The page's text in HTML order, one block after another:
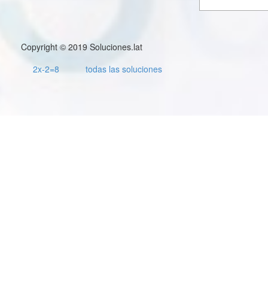
Copyright © 2019 Soluciones.lat
2x-2=8
todas las soluciones